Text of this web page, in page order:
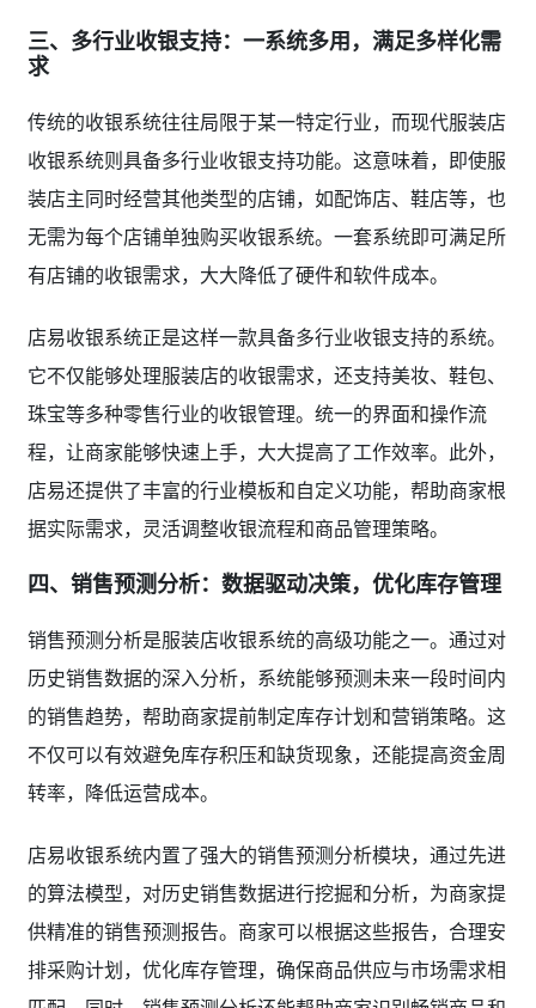
三、多行业收银支持：一系统多用，满足多样化需
求
传统的收银系统往往局限于某一特定行业，而现代服装店
收银系统则具备多行业收银支持功能。这意味着，即使服
装店主同时经营其他类型的店铺，如配饰店、鞋店等，也
无需为每个店铺单独购买收银系统。一套系统即可满足所
有店铺的收银需求，大大降低了硬件和软件成本。
店易收银系统正是这样一款具备多行业收银支持的系统。
它不仅能够处理服装店的收银需求，还支持美妆、鞋包、
珠宝等多种零售行业的收银管理。统一的界面和操作流
程，让商家能够快速上手，大大提高了工作效率。此外，
店易还提供了丰富的行业模板和自定义功能，帮助商家根
据实际需求，灵活调整收银流程和商品管理策略。
四、销售预测分析：数据驱动决策，优化库存管理
销售预测分析是服装店收银系统的高级功能之一。通过对
历史销售数据的深入分析，系统能够预测未来一段时间内
的销售趋势，帮助商家提前制定库存计划和营销策略。这
不仅可以有效避免库存积压和缺货现象，还能提高资金周
转率，降低运营成本。
店易收银系统内置了强大的销售预测分析模块，通过先进
的算法模型，对历史销售数据进行挖掘和分析，为商家提
供精准的销售预测报告。商家可以根据这些报告，合理安
排采购计划，优化库存管理，确保商品供应与市场需求相